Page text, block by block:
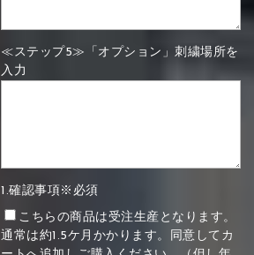
≪ステップ5≫「オプション」刺繍場所を
入力
1.確認事項※必須
こちらの商品は受注生産となります。
通常は約1.5ケ月かかります。同意してカ